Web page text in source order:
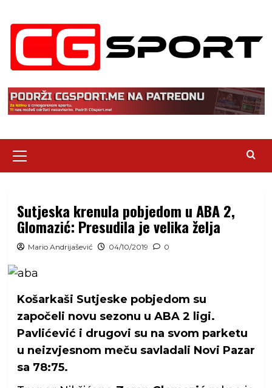
content
Menu
Sutjeska krenula pobjedom u ABA 2,
Glomazić: Presudila je velika želja
Mario Andrijašević 04/10/2019 0
Košarkaši Sutjeske pobjedom su
započeli novu sezonu u ABA 2 ligi.
Pavlićević i drugovi su na svom parketu
u neizvjesnom meču savladali Novi Pazar
sa 78:75.